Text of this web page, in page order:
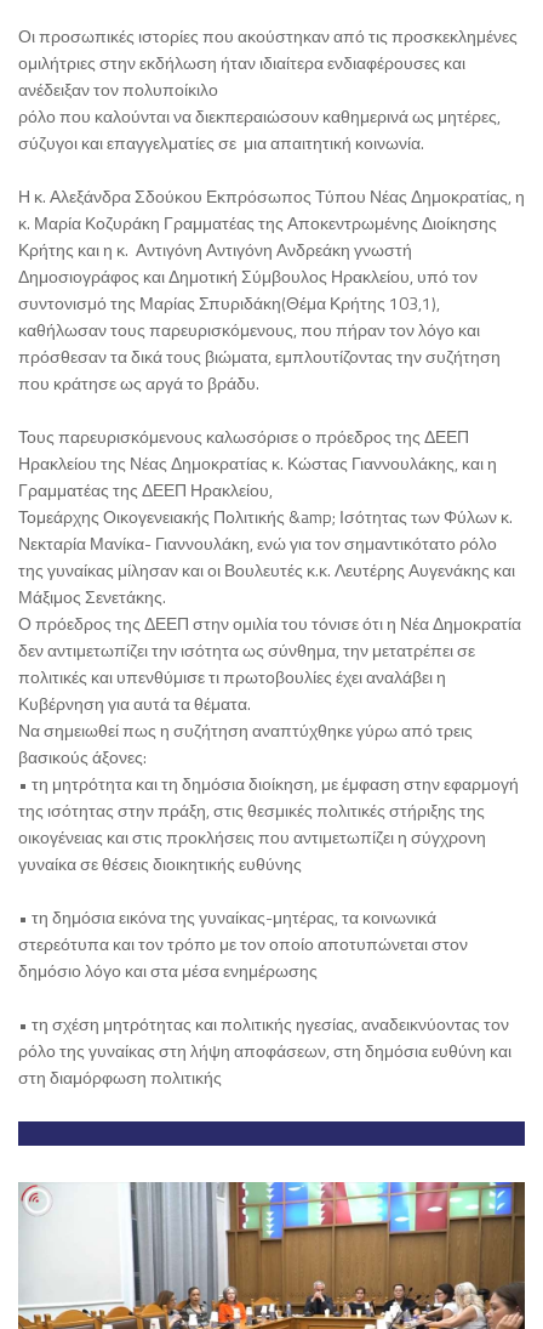
Οι προσωπικές ιστορίες που ακούστηκαν από τις προσκεκλημένες
ομιλήτριες στην εκδήλωση ήταν ιδιαίτερα ενδιαφέρουσες και
ανέδειξαν τον πολυποίκιλο
ρόλο που καλούνται να διεκπεραιώσουν καθημερινά ως μητέρες,
σύζυγοι και επαγγελματίες σε μια απαιτητική κοινωνία.
Η κ. Αλεξάνδρα Σδούκου Εκπρόσωπος Τύπου Νέας Δημοκρατίας, η
κ. Μαρία Κοζυράκη Γραμματέας της Αποκεντρωμένης Διοίκησης
Κρήτης και η κ. Αντιγόνη Αντιγόνη Ανδρεάκη γνωστή
Δημοσιογράφος και Δημοτική Σύμβουλος Ηρακλείου, υπό τον
συντονισμό της Μαρίας Σπυριδάκη(Θέμα Κρήτης 103,1),
καθήλωσαν τους παρευρισκόμενους, που πήραν τον λόγο και
πρόσθεσαν τα δικά τους βιώματα, εμπλουτίζοντας την συζήτηση
που κράτησε ως αργά το βράδυ.
Τους παρευρισκόμενους καλωσόρισε ο πρόεδρος της ΔΕΕΠ
Ηρακλείου της Νέας Δημοκρατίας κ. Κώστας Γιαννουλάκης, και η
Γραμματέας της ΔΕΕΠ Ηρακλείου,
Τομεάρχης Οικογενειακής Πολιτικής &amp; Ισότητας των Φύλων κ.
Νεκταρία Μανίκα- Γιαννουλάκη, ενώ για τον σημαντικότατο ρόλο
της γυναίκας μίλησαν και οι Βουλευτές κ.κ. Λευτέρης Αυγενάκης και
Μάξιμος Σενετάκης.
Ο πρόεδρος της ΔΕΕΠ στην ομιλία του τόνισε ότι η Νέα Δημοκρατία
δεν αντιμετωπίζει την ισότητα ως σύνθημα, την μετατρέπει σε
πολιτικές και υπενθύμισε τι πρωτοβουλίες έχει αναλάβει η
Κυβέρνηση για αυτά τα θέματα.
Να σημειωθεί πως η συζήτηση αναπτύχθηκε γύρω από τρεις
βασικούς άξονες:
• τη μητρότητα και τη δημόσια διοίκηση, με έμφαση στην εφαρμογή
της ισότητας στην πράξη, στις θεσμικές πολιτικές στήριξης της
οικογένειας και στις προκλήσεις που αντιμετωπίζει η σύγχρονη
γυναίκα σε θέσεις διοικητικής ευθύνης
• τη δημόσια εικόνα της γυναίκας-μητέρας, τα κοινωνικά
στερεότυπα και τον τρόπο με τον οποίο αποτυπώνεται στον
δημόσιο λόγο και στα μέσα ενημέρωσης
• τη σχέση μητρότητας και πολιτικής ηγεσίας, αναδεικνύοντας τον
ρόλο της γυναίκας στη λήψη αποφάσεων, στη δημόσια ευθύνη και
στη διαμόρφωση πολιτικής